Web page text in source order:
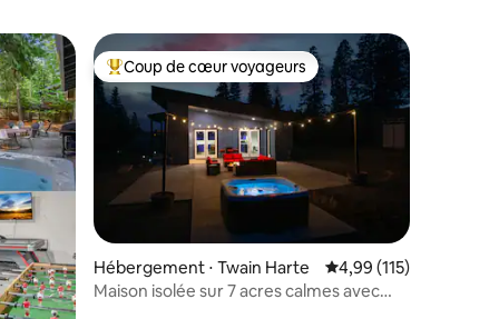
: 5 sur 5
appréciés Coups de cœur voyageurs les plus appréciés
Coup de cœur voyageurs
Hébergement ⋅ Twain Harte Évaluation moyenne
4,99 (115)
Maison isolée sur 7 acres calmes avec